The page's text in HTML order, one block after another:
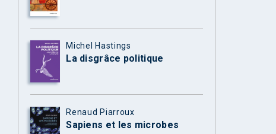
Michel Hastings
La disgrâce politique
Renaud Piarroux
Sapiens et les microbes